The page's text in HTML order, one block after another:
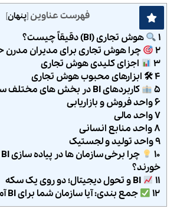
فهرست عناوین [پنهان]
۱
هوش تجاری (BI) دقیقاً چیست؟
۲
چرا هوش تجاری برای مدیران مدرن
۳
اجزای کلیدی هوش تجاری
۴ 🛠 ابزارهای محبوب هوش تجاری
۵
کاربردهای BI در بخش‌ های مختلف سازمان
۶ واحد فروش و بازاریابی
۷ واحد مالی
۸ واحد منابع انسانی
۹ واحد تولید و لجستیک
۱۰
خورند؟
۱۱
۱۲
جمع‌ بندی: آیا سازمان شما برای BI آماده است؟